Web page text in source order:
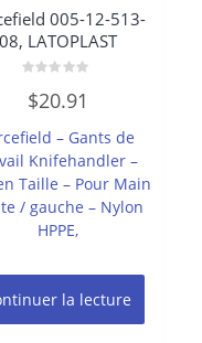
005-12-513-
08, LATOPLAST
0
sur
$20.91
– Gants de
Knifehandler –
Taille – Pour Main
/ gauche – Nylon
HPPE,
la lecture